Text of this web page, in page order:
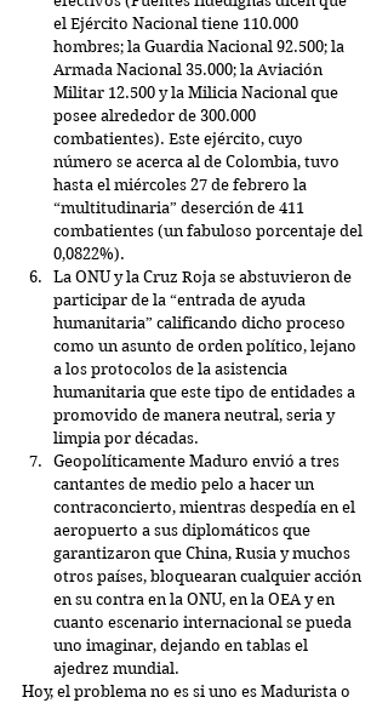
el Ejército Nacional tiene 110.000
hombres; la Guardia Nacional 92.500; la
Armada Nacional 35.000; la Aviación
Militar 12.500 y la Milicia Nacional que
posee alrededor de 300.000
combatientes). Este ejército, cuyo
número se acerca al de Colombia, tuvo
hasta el miércoles 27 de febrero la
“multitudinaria” deserción de 411
combatientes (un fabuloso porcentaje del
0,0822%).
La ONU y la Cruz Roja se abstuvieron de
participar de la “entrada de ayuda
humanitaria” calificando dicho proceso
como un asunto de orden político, lejano
a los protocolos de la asistencia
humanitaria que este tipo de entidades a
promovido de manera neutral, seria y
limpia por décadas.
Geopolíticamente Maduro envió a tres
cantantes de medio pelo a hacer un
contraconcierto, mientras despedía en el
aeropuerto a sus diplomáticos que
garantizaron que China, Rusia y muchos
otros países, bloquearan cualquier acción
en su contra en la ONU, en la OEA y en
cuanto escenario internacional se pueda
uno imaginar, dejando en tablas el
ajedrez mundial.
Hoy, el problema no es si uno es Madurista o